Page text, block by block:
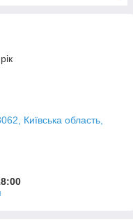
Київська область,